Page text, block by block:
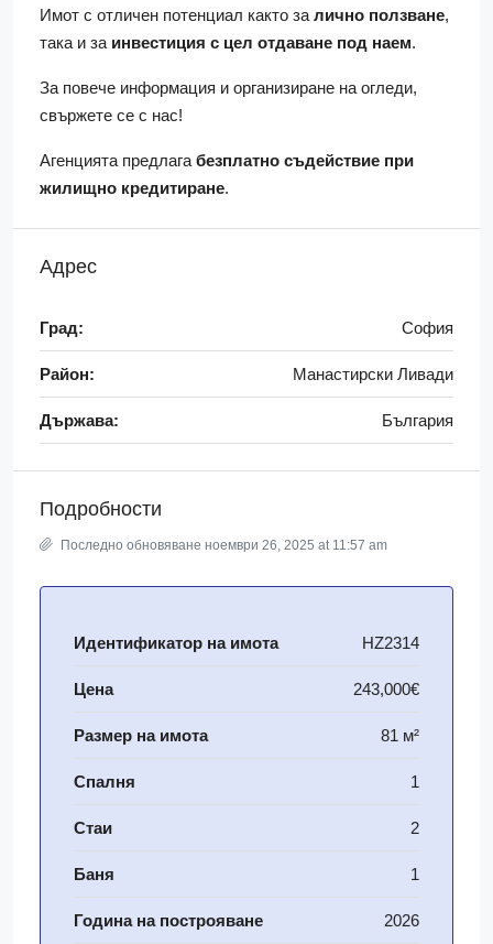
Имот с отличен потенциал както за лично ползване,
така и за инвестиция с цел отдаване под наем.
За повече информация и организиране на огледи,
свържете се с нас!
Агенцията предлага безплатно съдействие при
жилищно кредитиране.
Адрес
Град: София
Район: Манастирски Ливади
Държава: България
Подробности
Последно обновяване ноември 26, 2025 at 11:57 am
Идентификатор на имота HZ2314
Цена 243,000€
Размер на имота 81 м²
Спалня 1
Стаи 2
Баня 1
Година на построяване 2026